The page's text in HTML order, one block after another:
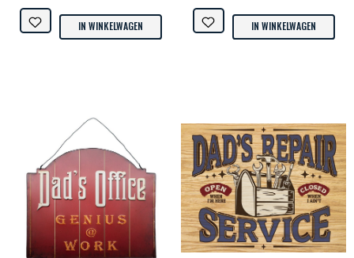
IN WINKELWAGEN IN WINKELWAGEN